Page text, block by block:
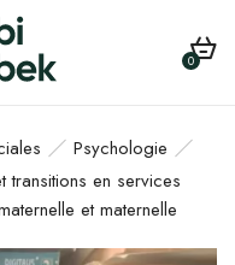
0
Psychologie
transitions en services
et maternelle